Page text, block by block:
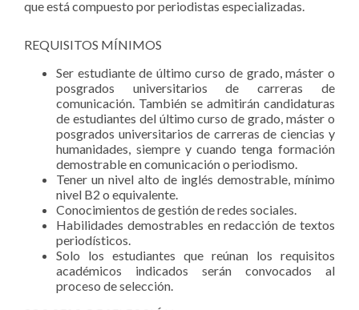
que está compuesto por periodistas especializadas.
REQUISITOS MÍNIMOS
Ser estudiante de último curso de grado, máster o
posgrados universitarios de carreras de
comunicación. También se admitirán candidaturas
de estudiantes del último curso de grado, máster o
posgrados universitarios de carreras de ciencias y
humanidades, siempre y cuando tenga formación
demostrable en comunicación o periodismo.
Tener un nivel alto de inglés demostrable, mínimo
nivel B2 o equivalente.
Conocimientos de gestión de redes sociales.
Habilidades demostrables en redacción de textos
periodísticos.
Solo los estudiantes que reúnan los requisitos
académicos indicados serán convocados al
proceso de selección.